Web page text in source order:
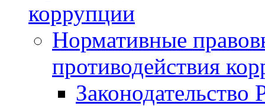
коррупции
Нормативные
противодействия